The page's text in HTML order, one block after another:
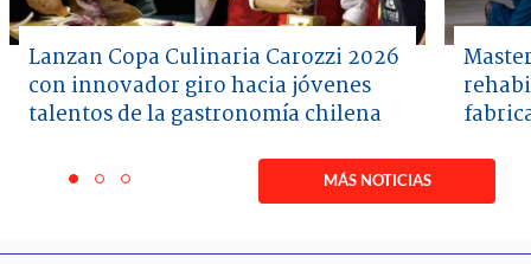
Lanzan Copa Culinaria Carozzi 2026
con innovador giro hacia jóvenes
talentos de la gastronomía chilena
itemitemitem
MÁS NOTICIAS